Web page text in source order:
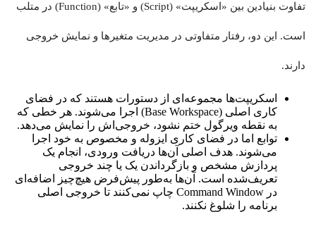
تفاوت بنیادین بین «اسکریپت» (Script) و «تابع» (Function) در متلب
است. این دو، رفتار متفاوتی در مدیریت متغیرها و نمایش خروجی
دارند.
اسکریپت‌ها مجموعه‌ای از دستورات هستند که در فضای
کاری اصلی (Base Workspace) اجرا می‌شوند. هر خطی که
به نقطه ویرگول ختم نشود، خروجی‌اش را نمایش می‌دهد.
توابع اما در فضای کاری ایزوله و مخصوص به خود اجرا
می‌شوند. هدف اصلی آن‌ها دریافت ورودی، انجام یک
پردازش مشخص و بازگرداندن یک یا چند خروجی
تعریف‌شده است. آن‌ها به‌طور پیش‌فرض هیچ‌چیز اضافه‌ای
در Command Window چاپ نمی‌کنند تا خروجی اصلی
برنامه را شلوغ نکنند.